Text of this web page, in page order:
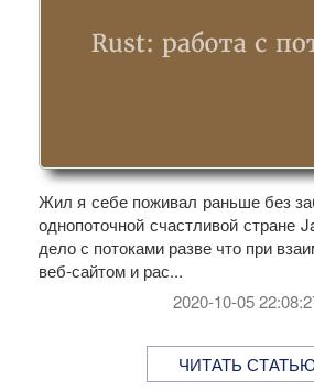
Жил я себе поживал раньше без
однопоточной счастливой стране
дело с потоками разве что при
веб-сайтом и рас...
2020-10-05
ЧИТАТЬ